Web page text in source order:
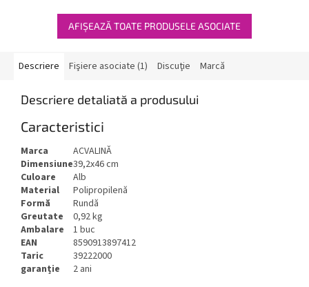
AFIŞEAZĂ TOATE PRODUSELE ASOCIATE
Descriere Fişiere asociate (1) Discuţie Marcă
Descriere detaliată a produsului
Caracteristici
Marca
ACVALINĂ
Dimensiune39,2x46 cm
Culoare
Alb
Material
Polipropilenă
Formă
Rundă
Greutate
0,92 kg
Ambalare
1 buc
EAN
8590913897412
Taric
39222000
garanție
2 ani